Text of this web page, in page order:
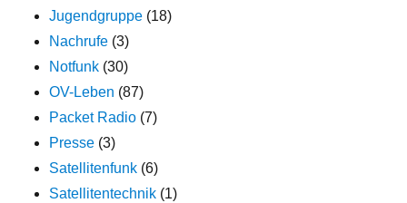
Jugendgruppe (18)
Nachrufe (3)
Notfunk (30)
OV-Leben (87)
Packet Radio (7)
Presse (3)
Satellitenfunk (6)
Satellitentechnik (1)